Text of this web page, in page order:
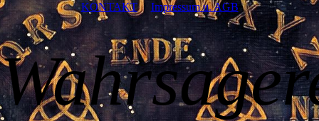
KONTAKT Impressum u. AGB
Wahrsag